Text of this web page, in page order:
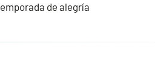
de alegría